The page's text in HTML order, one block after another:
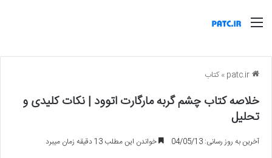
منو
»کتاب
خلاصه کتاب چشم گربه مارگارت اتوود | نکات کلیدی و
تحلیل
آخرین به روز رسانی: 04/05/13 خواندن این مطلب 13 دقیقه زمان میبرد